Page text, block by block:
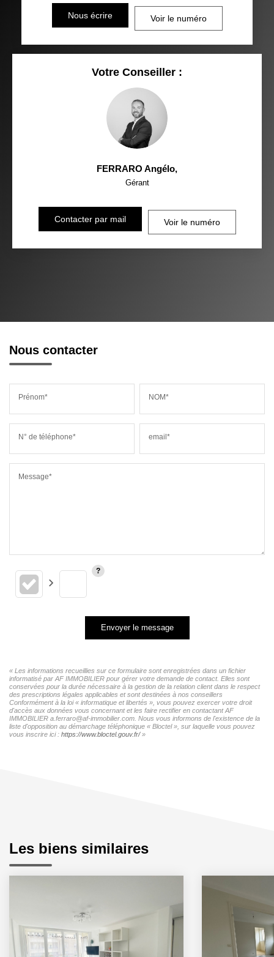
Nous écrire Voir le numéro
Votre Conseiller :
FERRARO Angélo,
Gérant
Contacter par mail Voir le numéro
Nous contacter
Prénom* NOM*
N° de téléphone* email*
Message*
Envoyer le message
« Les informations recueillies sur ce formulaire sont enregistrées dans un fichier
informatisé par AF IMMOBILIER pour gérer votre demande de contact. Elles sont
conservées pour la durée nécessaire à la gestion de la relation client dans le respect
des prescriptions légales applicables et sont destinées à nos conseillers
Conformément à la loi « informatique et libertés », vous pouvez exercer votre droit
d'accès aux données vous concernant et les faire rectifier en contactant AF
IMMOBILIER a.ferraro@af-immobilier.com. Nous vous informons de l'existence de la
liste d'opposition au démarchage téléphonique « Bloctel », sur laquelle vous pouvez
vous inscrire ici : https://www.bloctel.gouv.fr/»
Les biens similaires